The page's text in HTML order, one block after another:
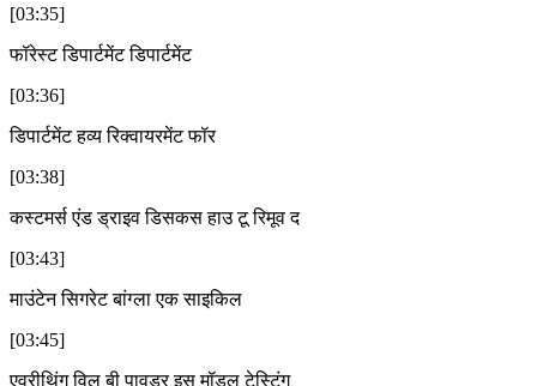
[03:35]
फॉरेस्ट डिपार्टमेंट डिपार्टमेंट
[03:36]
डिपार्टमेंट हव्य रिक्वायरमेंट फॉर
[03:38]
कस्टमर्स एंड ड्राइव डिसकस हाउ टू रिमूव द
[03:43]
माउंटेन सिगरेट बांग्ला एक साइकिल
[03:45]
एवरीथिंग विल बी पावडर इस मॉडल टेस्टिंग